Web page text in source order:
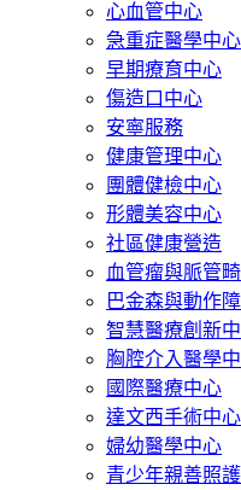
心血管中心
急重症醫學中心
早期療育中心
傷造口中心
安寧服務
健康管理中心
團體健檢中心
形體美容中心
社區健康營造
血管瘤與脈管
巴金森與動作
智慧醫療創新
胸腔介入醫學
國際醫療中心
達文西手術中心
婦幼醫學中心
青少年親善照護